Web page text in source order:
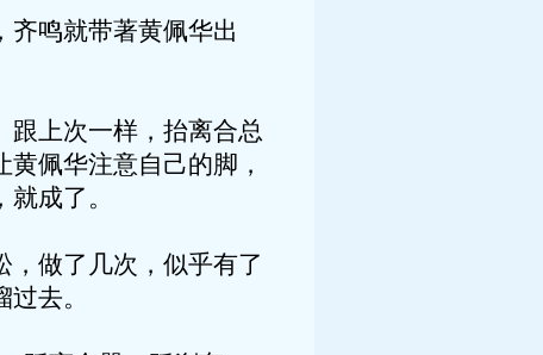
鸣就带著黄佩华出
上次一样，抬离合总
佩华注意自己的脚，
成了。
做了几次，似乎有了
去。